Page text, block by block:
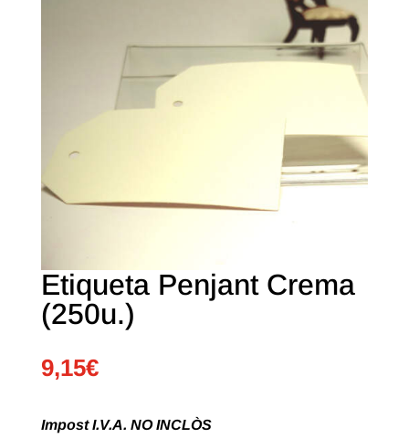
Etiqueta Penjant Crema
(250u.)
9,15€
Impost I.V.A. NO INCLÒS